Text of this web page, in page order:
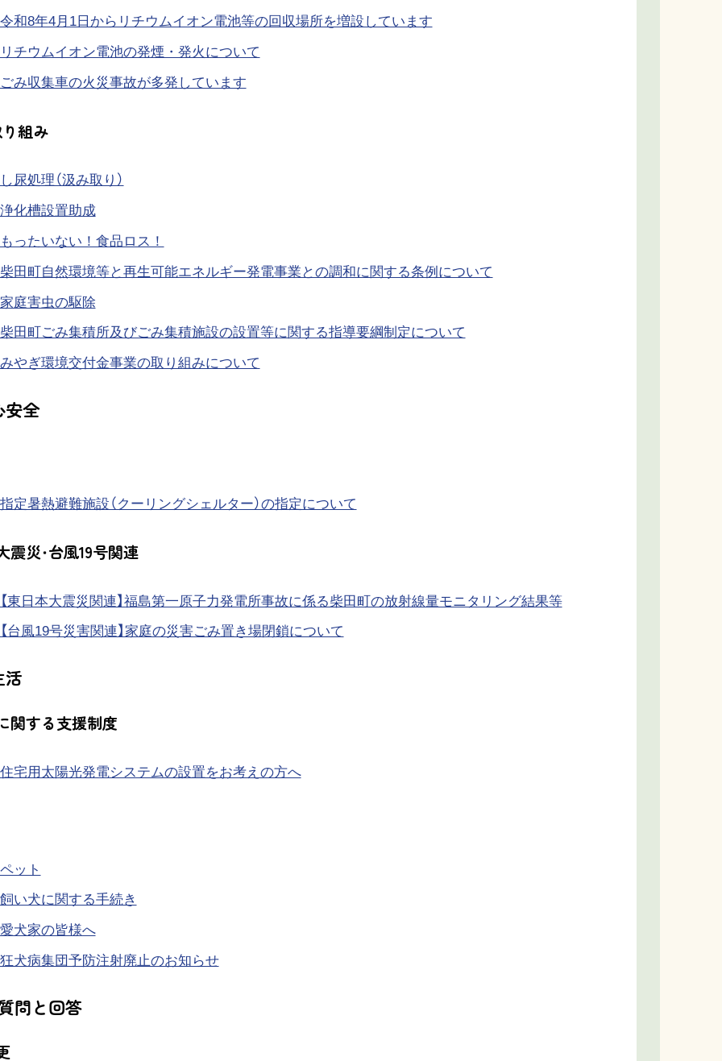
令和8年4月1日からリチウムイオン電池等の回収場所を増設しています
リチウムイオン電池の発煙・発火について
ごみ収集車の火災事故が多発しています
り組み
し尿処理（汲み取り）
浄化槽設置助成
もったいない！食品ロス！
柴田町自然環境等と再生可能エネルギー発電事業との調和に関する条例について
家庭害虫の駆除
柴田町ごみ集積所及びごみ集積施設の設置等に関する指導要綱制定について
みやぎ環境交付金事業の取り組みについて
安全
指定暑熱避難施設（クーリングシェルター）の指定について
震災・台風19号関連
【東日本大震災関連】福島第一原子力発電所事故に係る柴田町の放射線量モニタリング結果等
【台風19号災害関連】家庭の災害ごみ置き場閉鎖について
活
関する支援制度
住宅用太陽光発電システムの設置をお考えの方へ
ペット
飼い犬に関する手続き
愛犬家の皆様へ
狂犬病集団予防注射廃止のお知らせ
問と回答